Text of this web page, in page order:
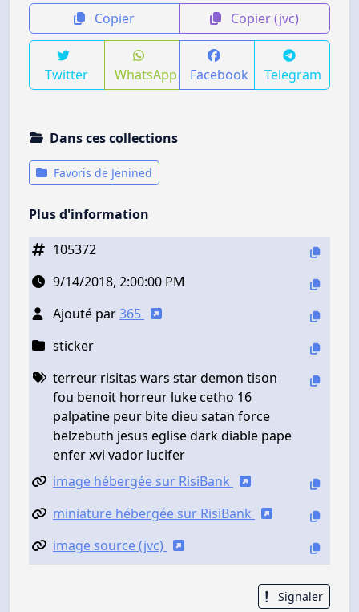
Copier Copier (jvc)
Twitter WhatsApp Facebook Telegram
Dans ces collections
Favoris de Jenined
Plus d'information
105372
9/14/2018, 2:00:00 PM
Ajouté par365
sticker
terreur risitas wars star demon tison
fou benoit horreur luke cetho 16
palpatine peur bite dieu satan force
belzebuth jesus eglise dark diable pape
enfer xvi vador lucifer
image hébergée sur RisiBank
miniature hébergée sur RisiBank
image source (jvc)
Signaler